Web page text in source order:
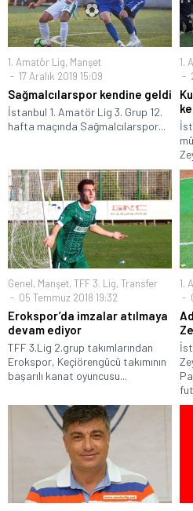
1. Amatör Lig, Manşet
17 Aralık 2019 15:09
Sağmalcılarspor kendine geldi
İstanbul 1. Amatör Lig 3. Grup 12.
hafta maçında Sağmalcılarspor...
1.
Genel, Manşet, TFF 3. Lig, Transfer
05 Temmuz 2018 19:32
Erokspor’da imzalar atılmaya
devam ediyor
TFF 3.Lig 2.grup takımlarından
Erokspor, Keçiörengücü takımının
başarılı kanat oyuncusu...
1.